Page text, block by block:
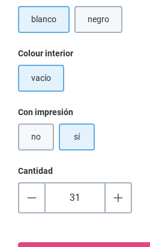
blanco negro
Seleccione
Colour interior
vacío
Seleccione
Con impresión
no sí
Cantidad